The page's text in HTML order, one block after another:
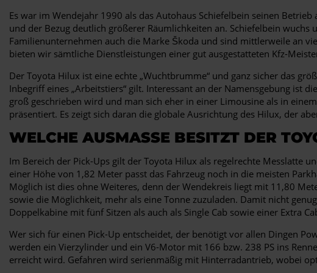
Es war im Wendejahr 1990 als das Autohaus Schiefelbein seinen
und der Bezug deutlich größerer Räumlichkeiten an. Schiefelbein
Familienunternehmen auch die Marke Škoda und sind mittlerweile an
bieten wir sämtliche Dienstleistungen einer gut ausgestatteten Kfz-
Der Toyota Hilux ist eine echte „Wuchtbrumme“ und ganz sicher das
Inbegriff eines „Arbeitstiers“ gilt. Interessant an der Namensgebung ist
groß geschrieben wird und man sich eher in einer Limousine als in
präsentiert. Es zeigt sich daran die globale Ausrichtung des Hilux, der
WELCHE AUSMASSE BESITZT DER
Im Bereich der Pick-Ups gilt der Toyota Hilux als regelrechte Messlatte
einer Höhe von 1,82 Meter passt das Fahrzeug noch in die meisten
Möglich ist dies ohne Weiteres, denn der Wendekreis liegt mit 11,80
sowie die Möglichkeit, mehr als eine Tonne zuzuladen. Damit nicht
Doppelkabine mit fünf Sitzen als auch als Single Cab sowie einer Extra
Wer sich für einen Pick-Up entscheidet, der benötigt vor allen Dingen
werden ein Vierzylinder und ein V6-Motor mit 166 bzw. 238 PS ins
erreicht wird. Gefahren wird serienmäßig mit Hinterradantrieb, wobei